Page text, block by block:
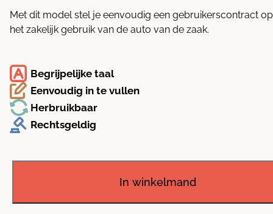
Met dit model stel je eenvoudig een gebruikerscontract
het zakelijk gebruik van de auto van de zaak.
Begrijpelijke taal
Eenvoudig in te vullen
Herbruikbaar
Rechtsgeldig
Gebruikersovereenkomst
In winkelmand